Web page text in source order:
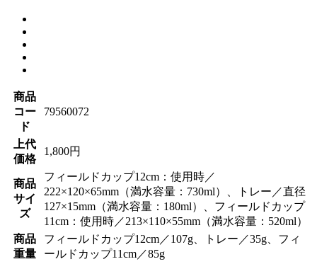
商品
コー
ド
79560072
上代
価格
1,800円
商品
サイ
ズ
フィールドカップ12cm：使用時／
222×120×65mm（満水容量：730ml）、トレー／直径
127×15mm（満水容量：180ml）、フィールドカップ
11cm：使用時／213×110×55mm（満水容量：520ml）
商品
重量
フィールドカップ12cm／107g、トレー／35g、フィ
ールドカップ11cm／85g